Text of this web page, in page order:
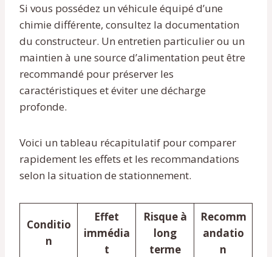
Si vous possédez un véhicule équipé d’une
chimie différente, consultez la documentation
du constructeur. Un entretien particulier ou un
maintien à une source d’alimentation peut être
recommandé pour préserver les
caractéristiques et éviter une décharge
profonde.
Voici un tableau récapitulatif pour comparer
rapidement les effets et les recommandations
selon la situation de stationnement.
Conditio
n
Effet
immédia
t
Risque à
long
terme
Recomm
andatio
n